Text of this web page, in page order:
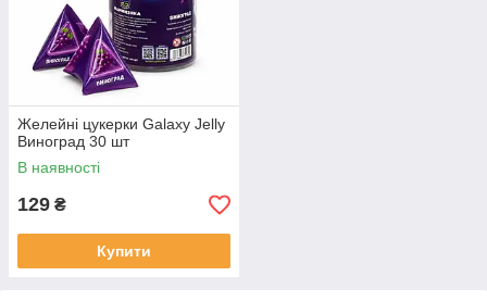
Желейні цукерки Galaxy Jelly
Виноград 30 шт
В наявності
129 ₴
Купити